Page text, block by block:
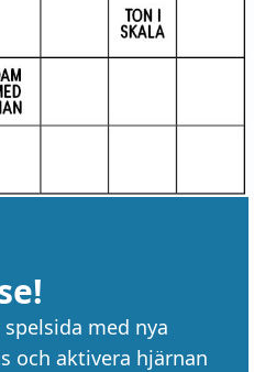
med nya
och aktivera hjärnan